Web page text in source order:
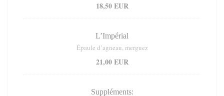
18,50 EUR
L’Impérial
Épaule d’agneau, merguez
21,00 EUR
Suppléments: